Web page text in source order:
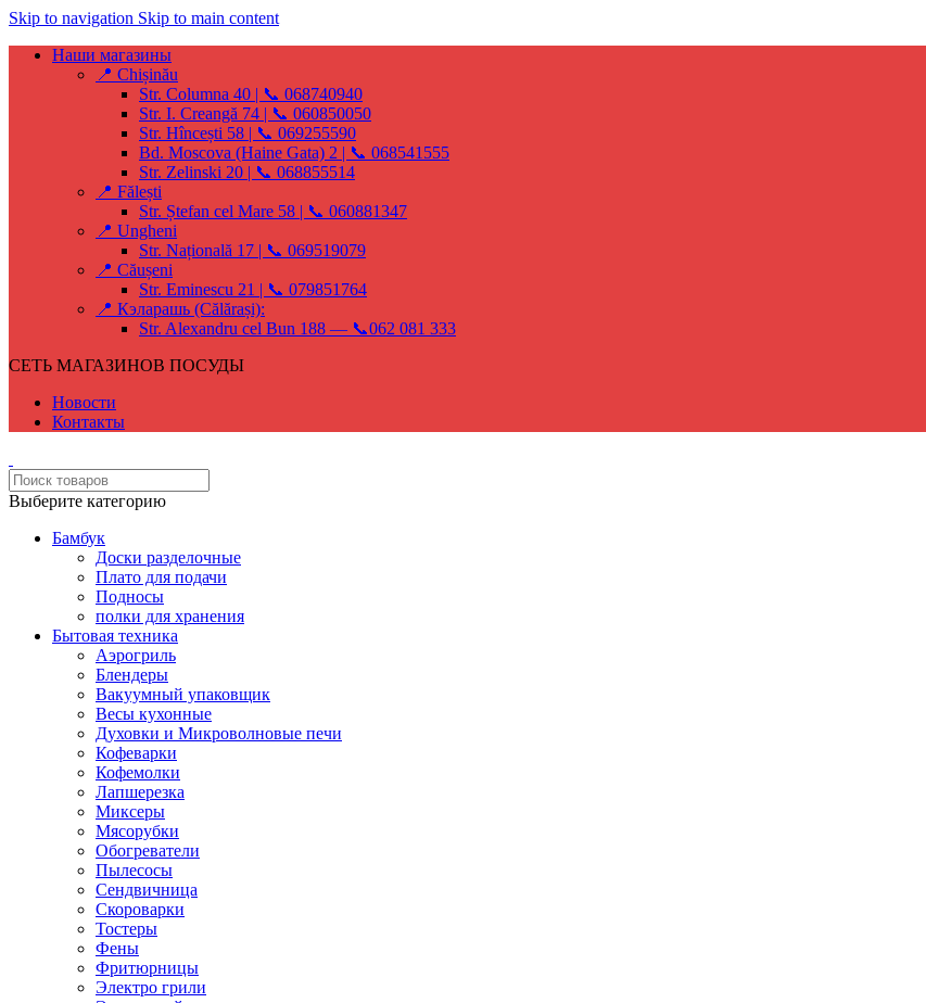
Skip to navigation Skip to main content
Наши магазины
📍 Chișinău
Str. Columna 40 | 📞 068740940
Str. I. Creangă 74 | 📞 060850050
Str. Hîncești 58 | 📞 069255590
Bd. Moscova (Haine Gata) 2 | 📞 068541555
Str. Zelinski 20 | 📞 068855514
📍 Fălești
Str. Ștefan cel Mare 58 | 📞 060881347
📍 Ungheni
Str. Națională 17 | 📞 069519079
📍 Căușeni
Str. Eminescu 21 | 📞 079851764
📍 Кэларашь (Călărași):
Str. Alexandru cel Bun 188 — 📞062 081 333
СЕТЬ МАГАЗИНОВ ПОСУДЫ
Новости
Контакты
Выберите категорию
Бамбук
Доски разделочные
Плато для подачи
Подносы
полки для хранения
Бытовая техника
Аэрогриль
Блендеры
Вакуумный упаковщик
Весы кухонные
Духовки и Микроволновые печи
Кофеварки
Кофемолки
Лапшерезка
Миксеры
Мясорубки
Обогреватели
Пылесосы
Сендвичница
Скороварки
Тостеры
Фены
Фритюрницы
Электро грили